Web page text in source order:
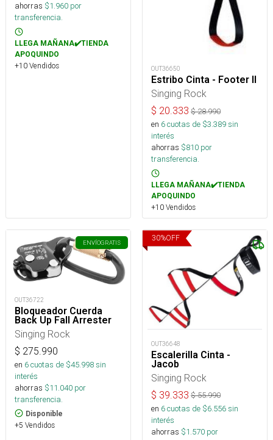
ahorras $1.960 por
transferencia.
LLEGA MAÑANA✔️TIENDA
APOQUINDO
+10 Vendidos OUT36650
Estribo Cinta - Footer II
Singing Rock
$ 20.333 $28.990
en 6cuotas de $3.389sin
interés
ahorras $810 por
transferencia.
LLEGA MAÑANA✔️TIENDA
APOQUINDO
+10 Vendidos
ENVÍOGRATIS
OUT36722
Bloqueador Cuerda
Back Up Fall Arrester
Singing Rock
$ 275.990
en 6cuotas de $45.998sin
interés
ahorras $11.040 por
transferencia.
Disponible
+5 Vendidos
30%OFF
OUT36648
Escalerilla Cinta -
Jacob
Singing Rock
$ 39.333 $55.990
en 6cuotas de $6.556sin
interés
ahorras $1.570 por